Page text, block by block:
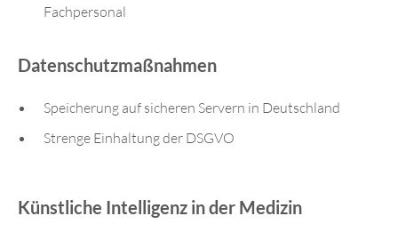
Fachpersonal
Datenschutzmaßnahmen
Speicherung auf sicheren Servern in Deutschland
Strenge Einhaltung der DSGVO
Künstliche Intelligenz in der Medizin